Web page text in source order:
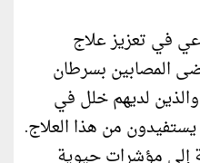
في تعزيز علاج
المصابين بسرطان
والذين لديهم خلل في
من هذا العلاج.